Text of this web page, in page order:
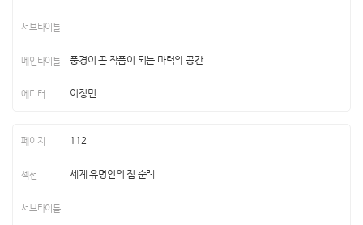
풍경이 곧 작품이 되는 마력의 공간
이정민
112
세계 유명인의 집 순례